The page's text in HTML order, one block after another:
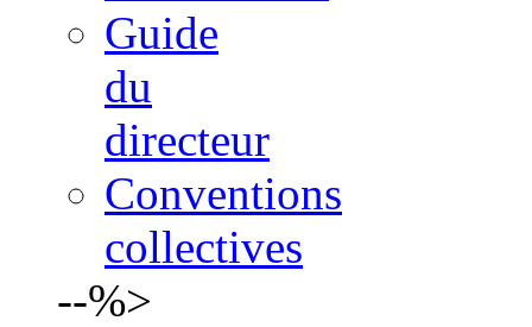
Guide
du
directeur
Conventions
collectives
--%>